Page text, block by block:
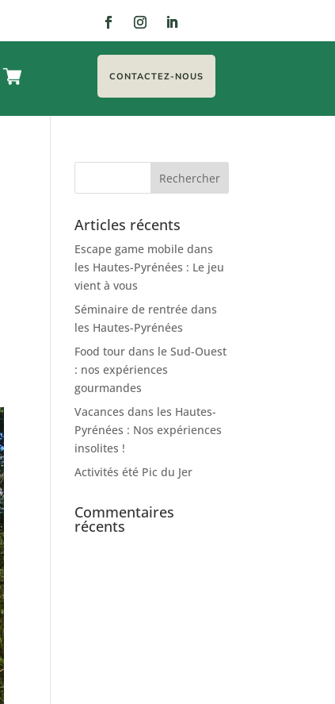
CONTACTEZ-NOUS
Articles récents
Escape game mobile dans
les Hautes-Pyrénées : Le jeu
vient à vous
Séminaire de rentrée dans
les Hautes-Pyrénées
Food tour dans le Sud-Ouest
: nos expériences
gourmandes
Vacances dans les Hautes-
Pyrénées : Nos expériences
insolites !
Activités été Pic du Jer
Commentaires
récents